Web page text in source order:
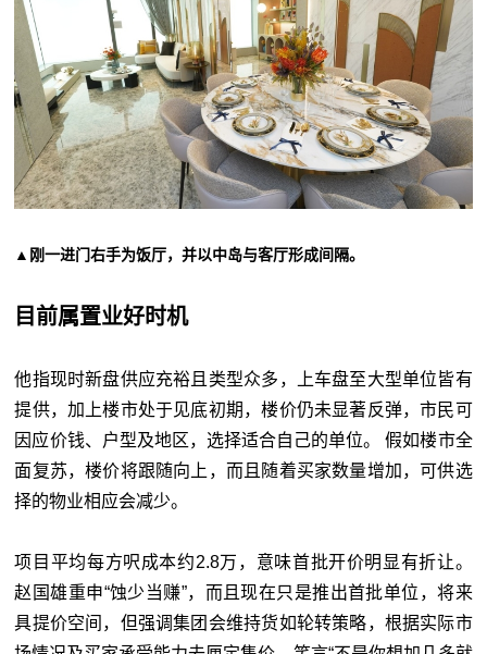
▲刚一进门右手为饭厅，并以中岛与客厅形成间隔。
目前属置业好时机
他指现时新盘供应充裕且类型众多，上车盘至大型单位皆有
提供，加上楼市处于见底初期，楼价仍未显著反弹，市民可
因应价钱、户型及地区，选择适合自己的单位。 假如楼市全
面复苏，楼价将跟随向上，而且随着买家数量增加，可供选
择的物业相应会减少。
项目平均每方呎成本约2.8万，意味首批开价明显有折让。
赵国雄重申“蚀少当赚”，而且现在只是推出首批单位，将来
具提价空间，但强调集团会维持货如轮转策略，根据实际市